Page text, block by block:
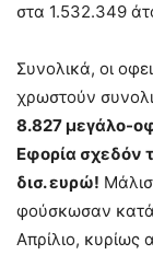
στα 1.532.349
Συνολικά, οι
χρωστούν
8.827 μεγάλο-
Εφορία σχεδόν
δισ. ευρώ!
φούσκωσαν κατά
Απρίλιο, κυρίως